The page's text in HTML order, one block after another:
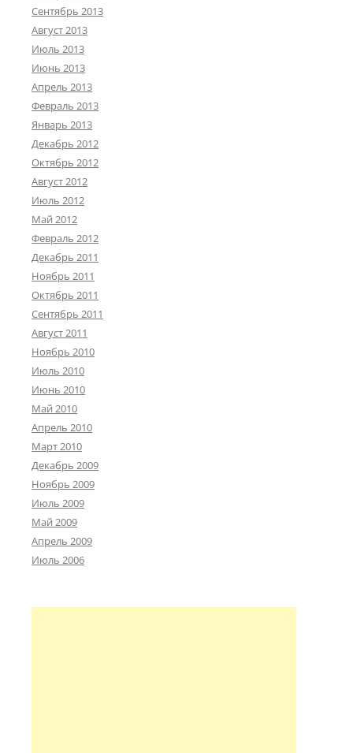
Сентябрь 2013
Август 2013
Июль 2013
Июнь 2013
Апрель 2013
Февраль 2013
Январь 2013
Декабрь 2012
Октябрь 2012
Август 2012
Июль 2012
Май 2012
Февраль 2012
Декабрь 2011
Ноябрь 2011
Октябрь 2011
Сентябрь 2011
Август 2011
Ноябрь 2010
Июль 2010
Июнь 2010
Май 2010
Апрель 2010
Март 2010
Декабрь 2009
Ноябрь 2009
Июль 2009
Май 2009
Апрель 2009
Июль 2006